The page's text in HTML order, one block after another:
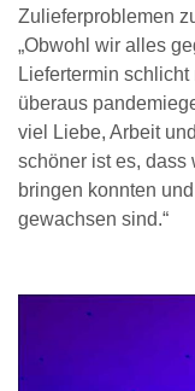
Zulieferproblemen
„Obwohl wir alles
Liefertermin
überaus
viel Liebe, Arbeit
schöner ist es, dass
bringen konnten
gewachsen sind.“